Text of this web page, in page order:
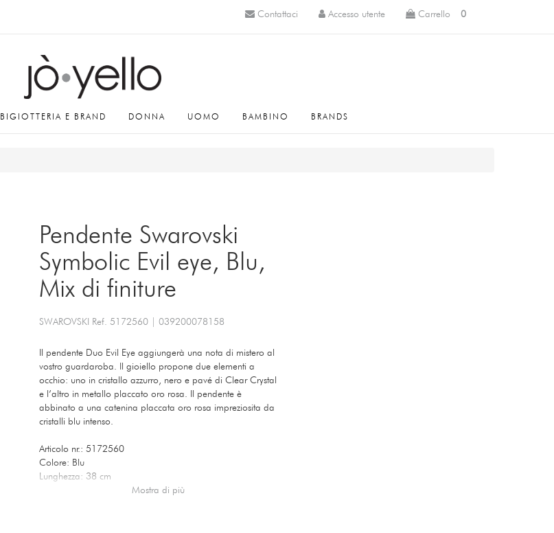
Carrello 0
Accesso utente
Contattaci
BIGIOTTERIA E BRAND DONNA UOMO BAMBINO BRANDS
Pendente Swarovski
Symbolic Evil eye, Blu,
Mix di finiture
SWAROVSKI Ref. 5172560 039200078158
Il pendente Duo Evil Eye aggiungerà una nota di mistero al
vostro guardaroba. Il gioiello propone due elementi a
occhio: uno in cristallo azzurro, nero e pavé di Clear Crystal
e l’altro in metallo placcato oro rosa. Il pendente è
abbinato a una catenina placcata oro rosa impreziosita da
cristalli blu intenso.
Articolo nr.: 5172560
Colore: Blu
Lunghezza: 38 cm
Dimensione pendente: 2x1.5 cm
Mostra di più